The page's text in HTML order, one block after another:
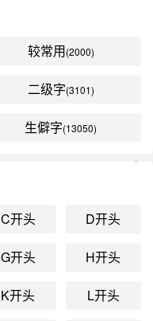
较常用(2000)
二级字(3101)
生僻字(13050)
C开头 D开头
G开头 H开头
K开头 L开头